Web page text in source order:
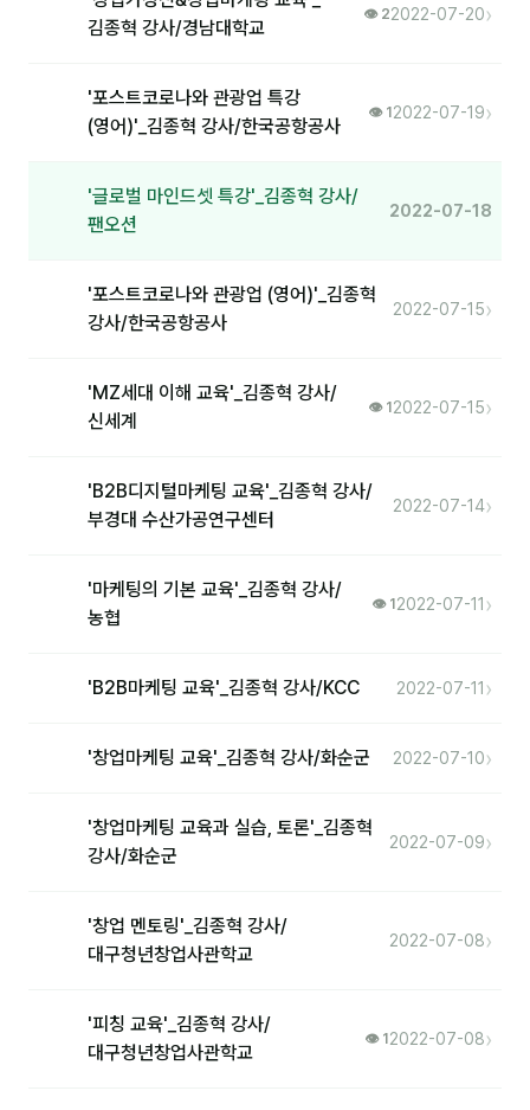
김종혁 강사/경남대학교
👁 22022-07-20›
'포스트코로나와 관광업 특강
(영어)'_김종혁 강사/한국공항공사
👁 12022-07-19›
'글로벌 마인드셋 특강'_김종혁 강사/
팬오션
2022-07-18
'포스트코로나와 관광업 (영어)'_김종혁
강사/한국공항공사
2022-07-15›
'MZ세대 이해 교육'_김종혁 강사/
신세계
👁 12022-07-15›
'B2B디지털마케팅 교육'_김종혁 강사/
부경대 수산가공연구센터
2022-07-14›
'마케팅의 기본 교육'_김종혁 강사/
농협
👁 12022-07-11 ›
'B2B마케팅 교육'_김종혁 강사/KCC 2022-07-11 ›
'창업마케팅 교육'_김종혁 강사/화순군 2022-07-10›
'창업마케팅 교육과 실습, 토론'_김종혁
강사/화순군
2022-07-09›
'창업 멘토링'_김종혁 강사/
대구청년창업사관학교
2022-07-08›
'피칭 교육'_김종혁 강사/
대구청년창업사관학교
👁 12022-07-08›